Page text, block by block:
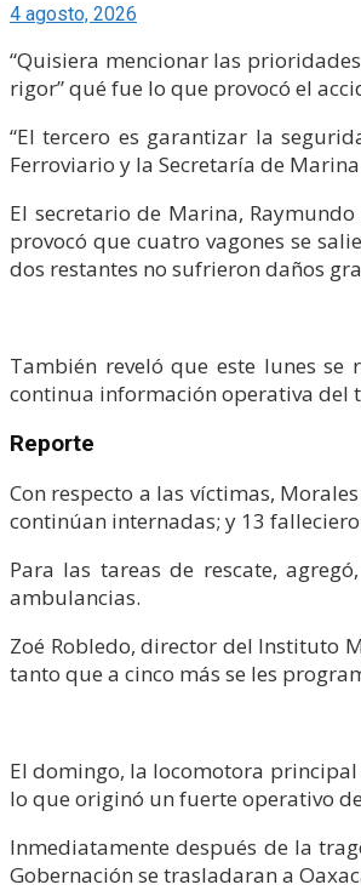
4 agosto, 2026
“Quisiera mencionar las
rigor” qué fue lo que provocó el
“El tercero es garantizar la
Ferroviario y la Secretaría de
El secretario de Marina,
provocó que cuatro vagones se
dos restantes no sufrieron daños
También reveló que este lunes
continua información operativa del
Reporte
Con respecto a las víctimas,
continúan internadas; y 13
Para las tareas de rescate,
ambulancias.
Zoé Robledo, director del Instituto
tanto que a cinco más se les
El domingo, la locomotora principal
lo que originó un fuerte operativo
Inmediatamente después de la
Gobernación se trasladaran a